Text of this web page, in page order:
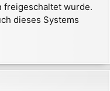
freigeschaltet wurde.
dieses Systems